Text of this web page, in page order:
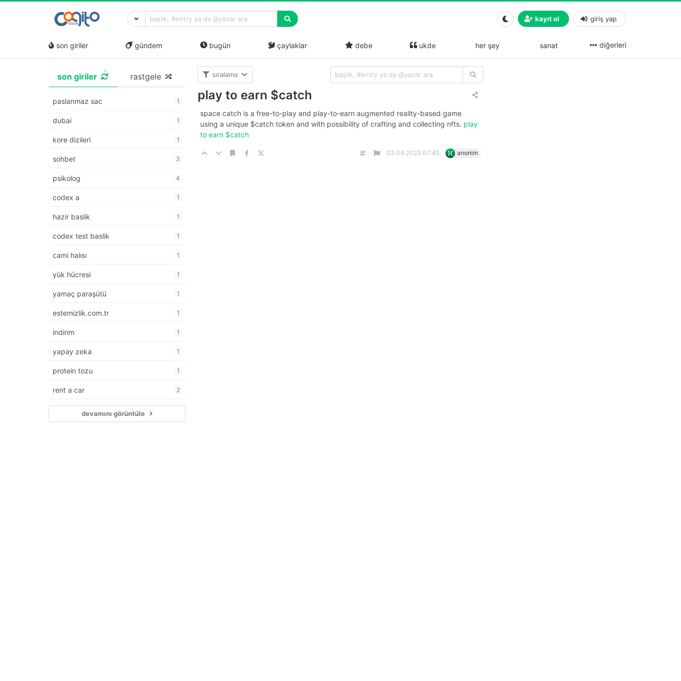
kayıt ol giriş yap
son giriler gündem bugün çaylaklar debe ukde her şey sanat diğerleri
son giriler rastgele
paslanmaz sac 1
dubai 1
kore dizileri 1
sohbet 3
psikolog 4
codex a 1
hazir baslik 1
codex test baslik 1
cami halısı 1
yük hücresi 1
yamaç paraşütü 1
estemizlik.com.tr 1
indirim 1
yapay zeka 1
protein tozu 1
rent a car 2
devamını görüntüle
sıralama
play to earn $catch
space catch is a free-to-play and play-to-earn augmented reality-based game
using a unique $catch token and with possibility of crafting and collecting nfts. play
to earn $catch
03.04.2023 07:45 anonim